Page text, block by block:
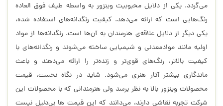
می‌گردد. یکی از دلایل محبوبیت وینزور به واسطه طیف فوق العاده
رنگ‌هایی است که ارائه می‌دهد. کیفیت رنگدانه‌های استفاده شده،
یکی دیگر از دلایل علاقه‌ی هنرمندان به آن‌ها است. رنگدانه‌ها از مواد
اولیه مانند مواد‌معدنی و شیمیایی ساخته می‌شوند و رنگدانه‌های با
کیفیت بالاتر، رنگ‌های قوی‌تر و زنده‌تر را ارائه می‌دهند و باعث
ماندگاری بیشتر آثار هنری می‌شود. شاید در نگاه نخست، قیمت
محصولات وینزور بالا به نظر برسد ولی هنرمندانی که با محصولات این
شرکت تجربه نقاشی دارند، می‌دانند که این قیمت ها بی‌دلیل نیست